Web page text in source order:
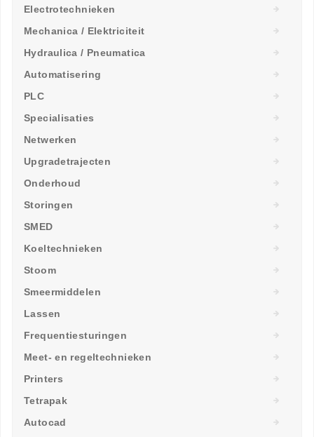
Electrotechnieken
Mechanica / Elektriciteit
Hydraulica / Pneumatica
Automatisering
PLC
Specialisaties
Netwerken
Upgradetrajecten
Onderhoud
Storingen
SMED
Koeltechnieken
Stoom
Smeermiddelen
Lassen
Frequentiesturingen
Meet- en regeltechnieken
Printers
Tetrapak
Autocad